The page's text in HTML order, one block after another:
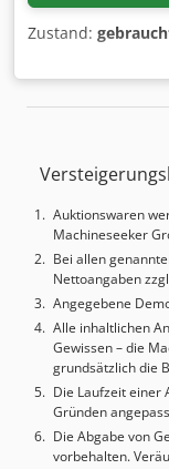
Zustand:
Auktionswaren
Machineseeker
Bei allen
Nettoangaben
Angegebene
Alle inhaltlichen
Gewissen – die
grundsätzlich die
Die Laufzeit einer
Gründen
Die Abgabe von
vorbehalten.